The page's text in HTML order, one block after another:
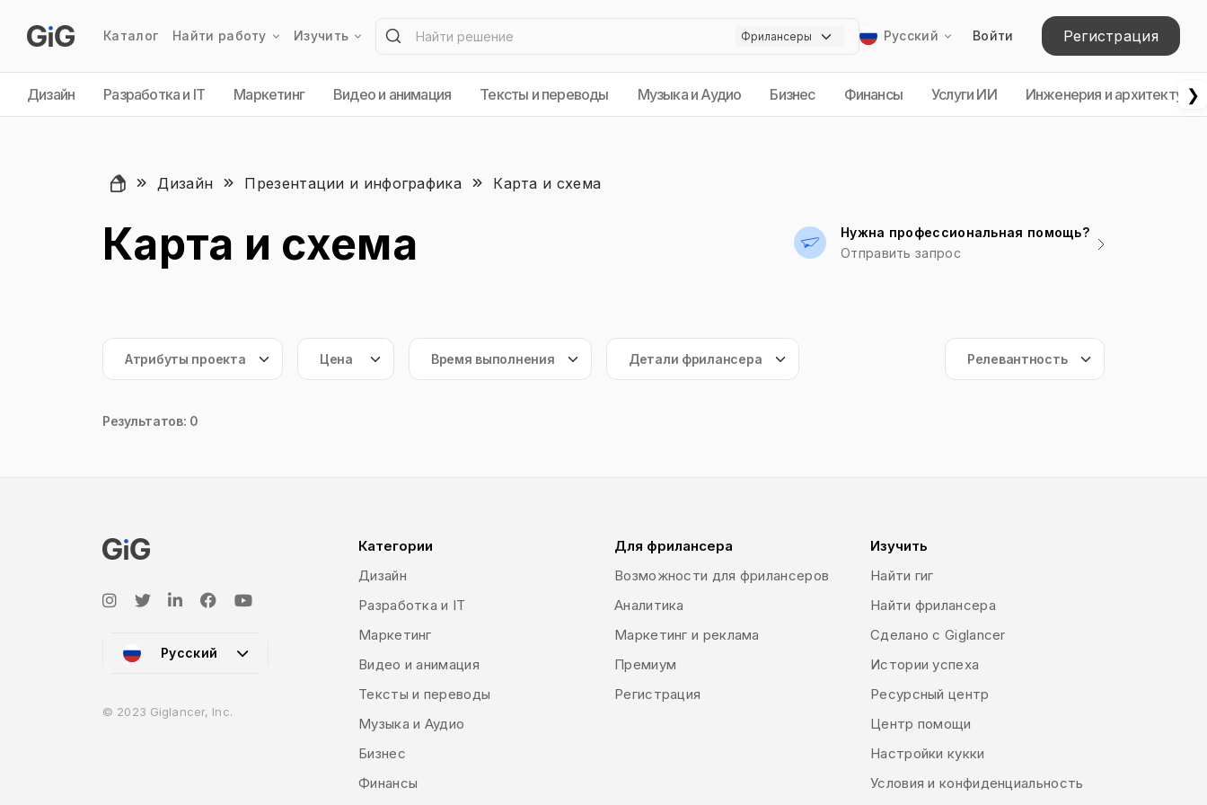
Каталог Найти работу Изучить Русский Войти Регистрация
Дизайн Разработка и IT Маркетинг Видео и анимация Тексты и переводы Музыка и Аудио Бизнес Финансы Услуги ИИ Инженерия и архитектура
❯
Дизайн Презентации и инфографика Карта и схема
Карта и схема
Нужна профессиональная помощь?
Отправить запрос
Результатов: 0
Русский
© 2023 Giglancer, Inc.
Категории
Дизайн
Разработка и IT
Маркетинг
Видео и анимация
Тексты и переводы
Музыка и Аудио
Бизнес
Финансы
Для фрилансера
Возможности для фрилансеров
Аналитика
Маркетинг и реклама
Премиум
Регистрация
Изучить
Найти гиг
Найти фрилансера
Сделано с Giglancer
Истории успеха
Ресурсный центр
Центр помощи
Настройки кукки
Условия и конфиденциальность